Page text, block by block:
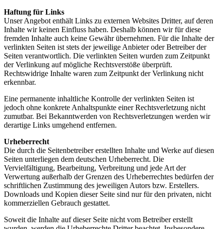
Haftung für Links
Unser Angebot enthält Links zu externen Websites Dritter, auf deren
Inhalte wir keinen Einfluss haben. Deshalb können wir für diese
fremden Inhalte auch keine Gewähr übernehmen. Für die Inhalte der
verlinkten Seiten ist stets der jeweilige Anbieter oder Betreiber der
Seiten verantwortlich. Die verlinkten Seiten wurden zum Zeitpunkt
der Verlinkung auf mögliche Rechtsverstöße überprüft.
Rechtswidrige Inhalte waren zum Zeitpunkt der Verlinkung nicht
erkennbar.
Eine permanente inhaltliche Kontrolle der verlinkten Seiten ist
jedoch ohne konkrete Anhaltspunkte einer Rechtsverletzung nicht
zumutbar. Bei Bekanntwerden von Rechtsverletzungen werden wir
derartige Links umgehend entfernen.
Urheberrecht
Die durch die Seitenbetreiber erstellten Inhalte und Werke auf diesen
Seiten unterliegen dem deutschen Urheberrecht. Die
Vervielfältigung, Bearbeitung, Verbreitung und jede Art der
Verwertung außerhalb der Grenzen des Urheberrechtes bedürfen der
schriftlichen Zustimmung des jeweiligen Autors bzw. Erstellers.
Downloads und Kopien dieser Seite sind nur für den privaten, nicht
kommerziellen Gebrauch gestattet.
Soweit die Inhalte auf dieser Seite nicht vom Betreiber erstellt